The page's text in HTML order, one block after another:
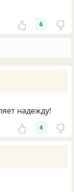
6
надежду!
4